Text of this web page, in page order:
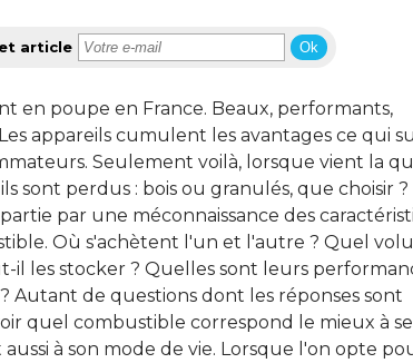
article Ok
en poupe en France. Beaux, performants,
appareils cumulent les avantages ce qui
Seulement voilà, lorsque vient la
sont perdus : bois ou granulés, que choisir ?
par une méconnaissance des
Où s'achètent l'un et l'autre ? Quel
il les stocker ? Quelles sont leurs
Autant de questions dont les réponses sont
quel combustible correspond le mieux à
à son mode de vie. Lorsque l'on opte